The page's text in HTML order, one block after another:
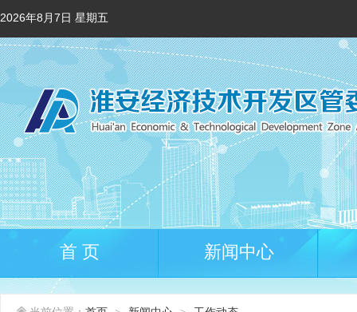
2026年8月7日 星期五
首 页 新闻中心